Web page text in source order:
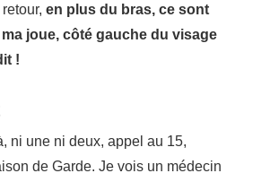
en plus du bras, ce sont
joue, côté gauche du visage
!
ni une ni deux, appel au 15,
de Garde. Je vois un médecin